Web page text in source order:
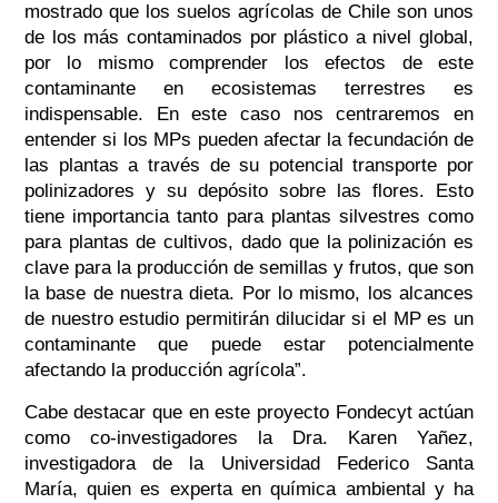
mostrado que los suelos agrícolas de Chile son unos
de los más contaminados por plástico a nivel global,
por lo mismo comprender los efectos de este
contaminante en ecosistemas terrestres es
indispensable. En este caso nos centraremos en
entender si los MPs pueden afectar la fecundación de
las plantas a través de su potencial transporte por
polinizadores y su depósito sobre las flores. Esto
tiene importancia tanto para plantas silvestres como
para plantas de cultivos, dado que la polinización es
clave para la producción de semillas y frutos, que son
la base de nuestra dieta. Por lo mismo, los alcances
de nuestro estudio permitirán dilucidar si el MP es un
contaminante que puede estar potencialmente
afectando la producción agrícola”.
Cabe destacar que en este proyecto Fondecyt actúan
como co-investigadores la Dra. Karen Yañez,
investigadora de la Universidad Federico Santa
María, quien es experta en química ambiental y ha